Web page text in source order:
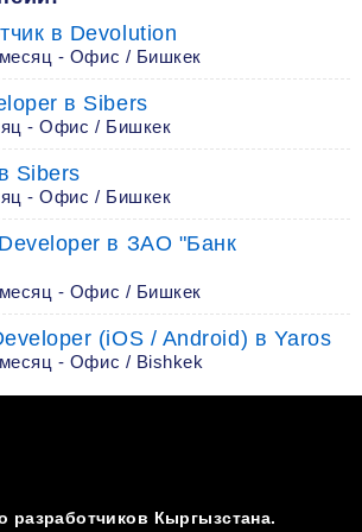
в Devolution
- Офис / Бишкек
в Sibers
- Офис / Бишкек
Sibers
- Офис / Бишкек
в ЗАО "Банк
- Офис / Бишкек
(iOS / Android) в Yaros
- Офис / Bishkek
Кыргызстана.